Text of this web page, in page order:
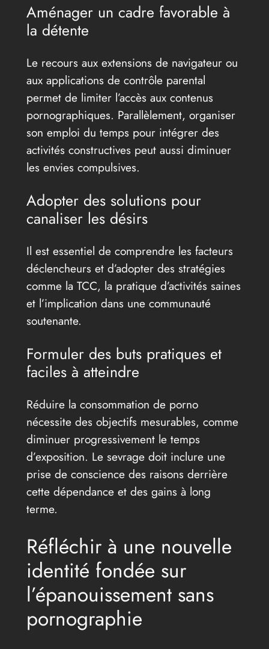
Aménager un cadre favorable à
la détente
Le recours aux extensions de navigateur ou
aux applications de contrôle parental
permet de limiter l’accès aux contenus
pornographiques. Parallèlement, organiser
son emploi du temps pour intégrer des
activités constructives peut aussi diminuer
les envies compulsives.
Adopter des solutions pour
canaliser les désirs
Il est essentiel de comprendre les facteurs
déclencheurs et d’adopter des stratégies
comme la TCC, la pratique d’activités saines
et l’implication dans une communauté
soutenante.
Formuler des buts pratiques et
faciles à atteindre
Réduire la consommation de porno
nécessite des objectifs mesurables, comme
diminuer progressivement le temps
d’exposition. Le sevrage doit inclure une
prise de conscience des raisons derrière
cette dépendance et des gains à long
terme.
Réfléchir à une nouvelle
identité fondée sur
l’épanouissement sans
pornographie